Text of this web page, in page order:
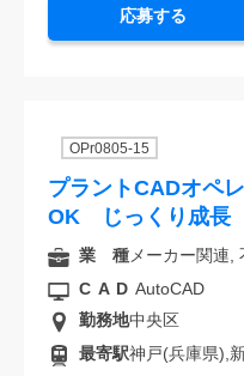
応募する
OPr0805-15
プラントCADオペ
OK じっくり成長
業 種メーカー関連,
CAD AutoCAD
勤務地中央区
最寄駅神戸(兵庫県),